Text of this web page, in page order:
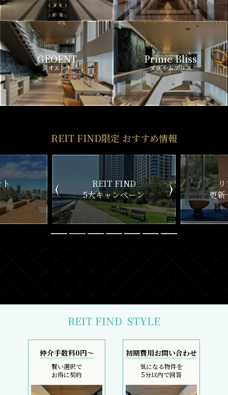
GEOENT
ジオエント
Prime Bliss
プライムブリス
REIT FIND限定 おすすめ情報
ン
リアルタイム
更新一覧チェック
新
REIT FIND STYLE
仲介手数料0円～
賢い選択で
お得に契約
初期費用お問い合わせ
気になる物件を
5分以内で回答